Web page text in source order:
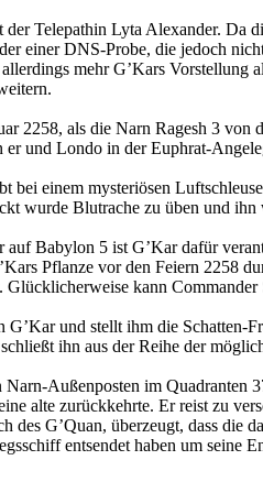
Telepathin Lyta Alexander. Da
einer DNS-Probe, die jedoch
mehr G’Kars
2258, als die Narn Ragesh 3
er und Londo in der Euphrat-
bei einem mysteriösen
wurde Blutrache zu üben und
auf Babylon 5 ist G’Kar dafür
Pflanze vor den Feiern 2258
kann
und stellt ihm die Schatten-
ihn aus der Reihe der
Außenposten im Quadranten
alte zurückkehrte. Er reist zu
des G’Quan, überzeugt, dass
entsendet haben um seine